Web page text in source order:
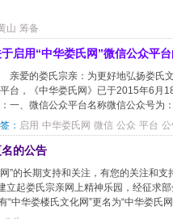
山 筹备
于启用“中华娄氏网”微信公众平
亲爱的娄氏宗亲：为更好地弘扬娄氏
台，《中华娄氏网》已于2015年6月
一、微信公众平台名称微信公众号为
： 启用 中华娄氏网 微信 公众 平台 公
的公告
网”的长期支持和关注，有您的关注
立起娄氏宗亲网上精神乐园，经征求
“中华娄楼氏文化网”更名为“中华娄氏